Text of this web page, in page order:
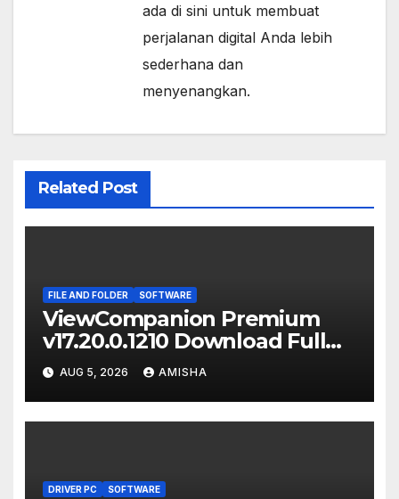
ada di sini untuk membuat
perjalanan digital Anda lebih
sederhana dan
menyenangkan.
Related Post
FILE AND FOLDER SOFTWARE
ViewCompanion Premium
v17.20.0.1210 Download Full
Terbaru Version
AUG 5, 2026 AMISHA
DRIVER PC SOFTWARE